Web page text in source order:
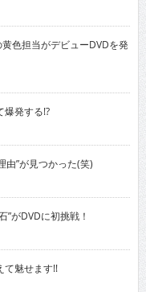
色担当がデビューDVDを発
発する!?
”が見つかった(笑)
がDVDに初挑戦！
魅せます!!